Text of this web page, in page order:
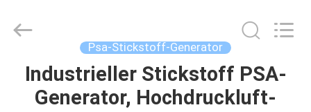
HEIM
Technology
Co.,Ltd.
Reserved.
Psa-Stickstoff-Generator
Industrieller Stickstoff PSA-
Generator, Hochdruckluft-